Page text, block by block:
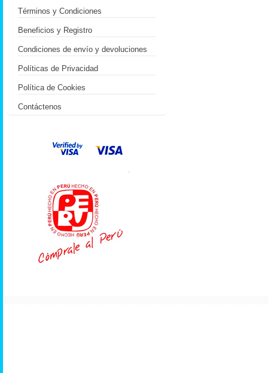
Términos y Condiciones
Beneficios y Registro
Condiciones de envío y devoluciones
Políticas de Privacidad
Política de Cookies
Contáctenos
.